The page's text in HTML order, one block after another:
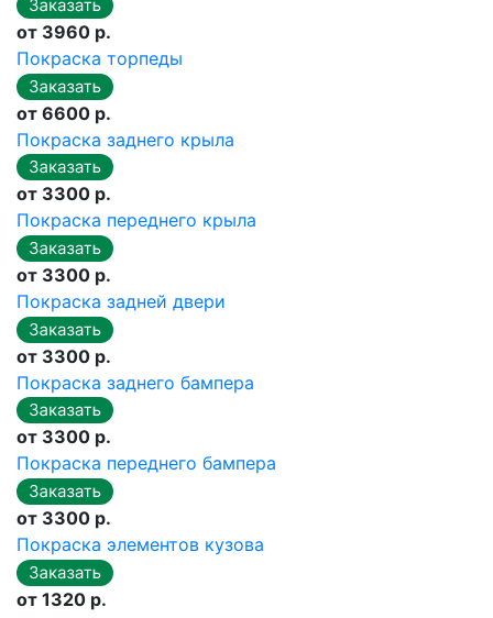
от 3960 р.
Покраска торпеды
от 6600 р.
Покраска заднего крыла
от 3300 р.
Покраска переднего крыла
от 3300 р.
Покраска задней двери
от 3300 р.
Покраска заднего бампера
от 3300 р.
Покраска переднего бампера
от 3300 р.
Покраска элементов кузова
от 1320 р.